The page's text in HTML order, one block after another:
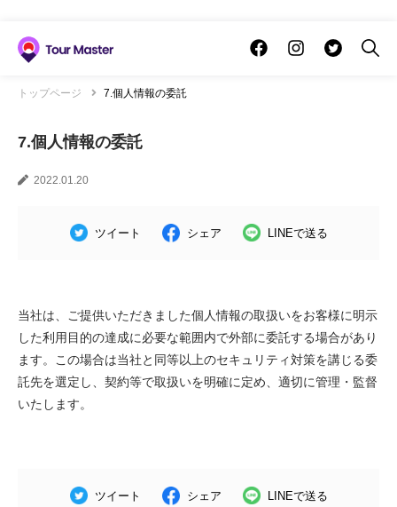
トップページ 7.個人情報の委託
7.個人情報の委託
2022.01.20
ツイート シェア LINEで送る
当社は、ご提供いただきました個人情報の取扱いをお客様に明示
した利用目的の達成に必要な範囲内で外部に委託する場合があり
ます。この場合は当社と同等以上のセキュリティ対策を講じる委
託先を選定し、契約等で取扱いを明確に定め、適切に管理・監督
いたします。
ツイート シェア LINEで送る